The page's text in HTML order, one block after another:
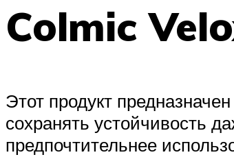
Colmic
Этот продукт
сохранять устойчивость
предпочтительнее